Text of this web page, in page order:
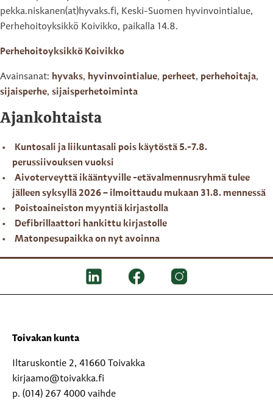
pekka.niskanen(at)hyvaks.fi, Keski-Suomen hyvinvointialue,
Perhehoitoyksikkö Koivikko, paikalla 14.8.
Perhehoitoyksikkö Koivikko
Avainsanat: hyvaks, hyvinvointialue, perheet, perhehoitaja,
sijaisperhe, sijaisperhetoiminta
Ajankohtaista
Kuntosali ja liikuntasali pois käytöstä 5.-7.8.
perussiivouksen vuoksi
Aivoterveyttä ikääntyville -etävalmennusryhmä tulee
jälleen syksyllä 2026 – ilmoittaudu mukaan 31.8. mennessä
Poistoaineiston myyntiä kirjastolla
Defibrillaattori hankittu kirjastolle
Matonpesupaikka on nyt avoinna
Toivakan kunta
Iltaruskontie 2, 41660 Toivakka
kirjaamo@toivakka.fi
p. (014) 267 4000 vaihde